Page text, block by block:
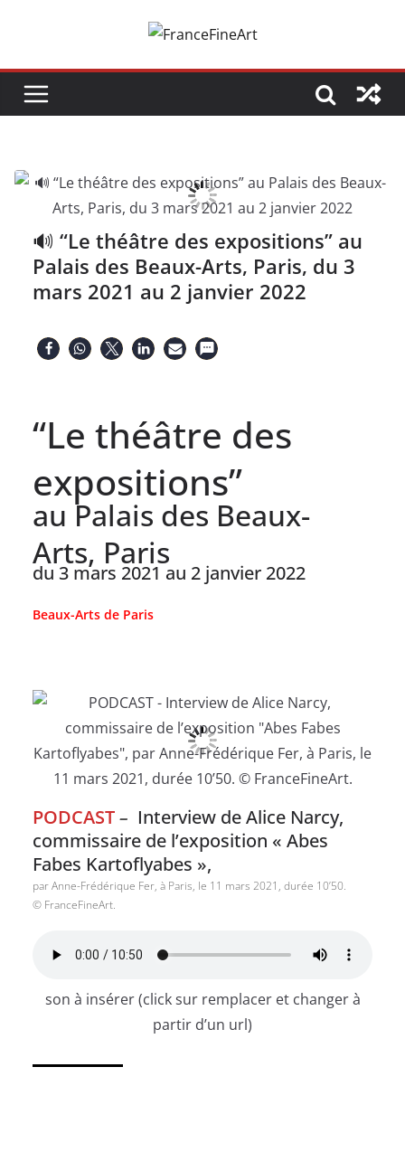
🔊 “Le théâtre des expositions” au
Palais des Beaux-Arts, Paris, du 3
mars 2021 au 2 janvier 2022
“Le théâtre des
expositions”
au Palais des Beaux-
Arts, Paris
du 3 mars 2021 au 2 janvier 2022
Beaux-Arts de Paris
PODCAST– Interview de Alice Narcy,
commissaire de l’exposition « Abes
Fabes Kartoflyabes »,
par Anne-Frédérique Fer, à Paris, le 11 mars 2021, durée 10’50.
© FranceFineArt.
son à insérer (click sur remplacer et changer à
partir d’un url)